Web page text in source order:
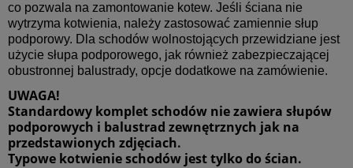
co pozwala na zamontowanie kotew. Jeśli ściana nie
wytrzyma kotwienia, należy zastosować zamiennie słup
podporowy. Dla schodów wolnostojących przewidziane jest
użycie słupa podporowego, jak również zabezpieczającej
obustronnej balustrady, opcje dodatkowe na zamówienie.
UWAGA!
Standardowy komplet schodów nie zawiera słupów
podporowych i balustrad zewnętrznych jak na
przedstawionych zdjęciach.
Typowe kotwienie schodów jest tylko do ścian.